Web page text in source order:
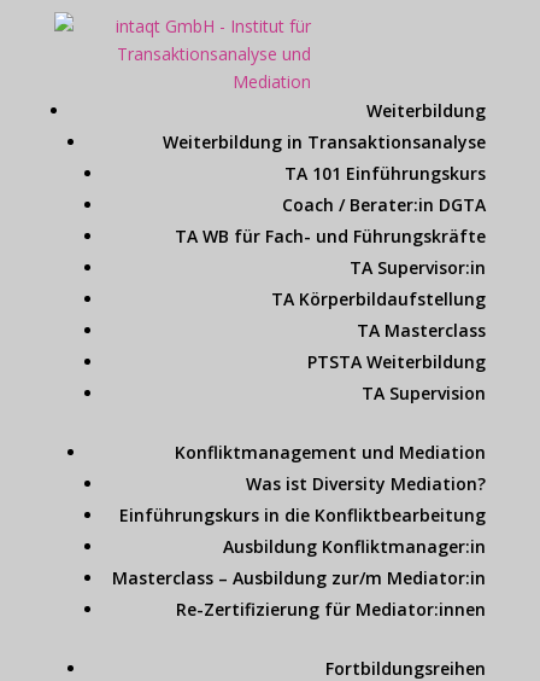
Weiterbildung
Weiterbildung in Transaktionsanalyse
TA 101 Einführungskurs
Coach / Berater:in DGTA
TA WB für Fach- und Führungskräfte
TA Supervisor:in
TA Körperbildaufstellung
TA Masterclass
PTSTA Weiterbildung
TA Supervision
Konfliktmanagement und Mediation
Was ist Diversity Mediation?
Einführungskurs in die Konfliktbearbeitung
Ausbildung Konfliktmanager:in
Masterclass – Ausbildung zur/m Mediator:in
Re-Zertifizierung für Mediator:innen
Fortbildungsreihen